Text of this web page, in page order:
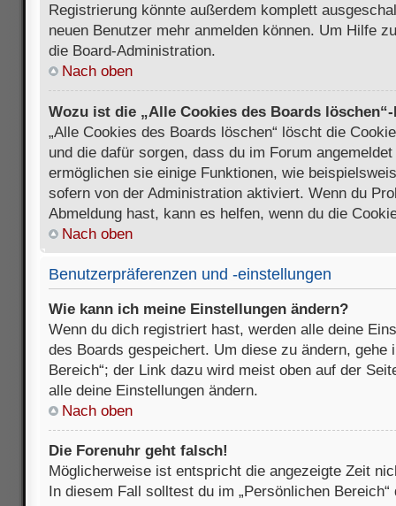
Registrierung könnte außerdem komplett
neuen Benutzer mehr anmelden können. Um Hilfe
die Board-Administration.
Nach oben
Wozu ist die „Alle Cookies des Boards
„Alle Cookies des Boards löschen“ löscht die
und die dafür sorgen, dass du im Forum
ermöglichen sie einige Funktionen, wie
sofern von der Administration aktiviert. Wenn du
Abmeldung hast, kann es helfen, wenn du die
Nach oben
Benutzerpräferenzen und -einstellungen
Wie kann ich meine Einstellungen ändern?
Wenn du dich registriert hast, werden alle deine
des Boards gespeichert. Um diese zu ändern, gehe
Bereich“; der Link dazu wird meist oben auf der
alle deine Einstellungen ändern.
Nach oben
Die Forenuhr geht falsch!
Möglicherweise ist entspricht die angezeigte Zeit
In diesem Fall solltest du im „Persönlichen